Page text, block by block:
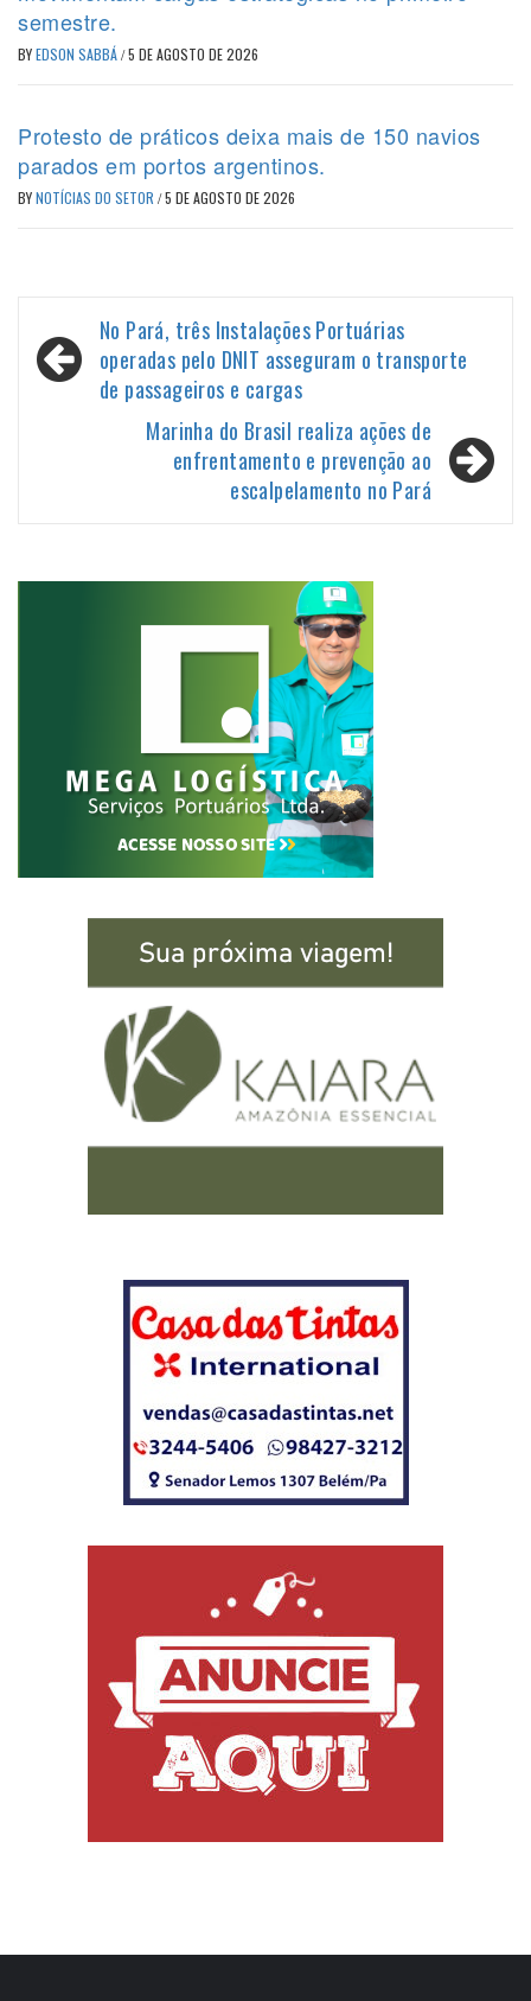
semestre.
BYEDSON SABBÁ/5 DE AGOSTO DE 2026
Protesto de práticos deixa mais de 150 navios
parados em portos argentinos.
BYNOTÍCIAS DO SETOR /5 DE AGOSTO DE 2026
Navegação
de
No Pará, três Instalações Portuárias
operadas pelo DNIT asseguram o transporte
de passageiros e cargas
Marinha do Brasil realiza ações de
enfrentamento e prevenção ao
escalpelamento no Pará